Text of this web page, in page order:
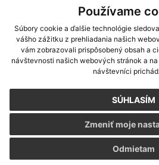
Používame
Súbory cookie a ďalšie technológie
vášho zážitku z prehliadania našich
vám zobrazovali prispôsobený obsah a
návštevnosti našich webových stránok a
návštevníci
SÚHLASÍM
Odmietam
Zmeniť moje